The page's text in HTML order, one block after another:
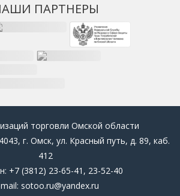
ПАРТНЕРЫ
торговли Омской области
г. Омск, ул. Красный путь, д. 89, каб.
412
+7 (3812) 23-65-41, 23-52-40
sotoo.ru@yandex.ru